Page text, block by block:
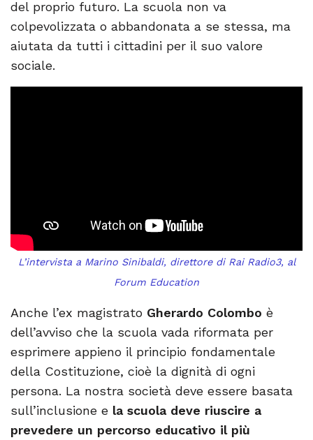
del proprio futuro. La scuola non va
colpevolizzata o abbandonata a se stessa, ma
aiutata da tutti i cittadini per il suo valore
sociale.
L’intervista a Marino Sinibaldi, direttore di Rai Radio3, al
Forum Education
Anche l’ex magistrato Gherardo Colombo è
dell’avviso che la scuola vada riformata per
esprimere appieno il principio fondamentale
della Costituzione, cioè la dignità di ogni
persona. La nostra società deve essere basata
sull’inclusione e la scuola deve riuscire a
prevedere un percorso educativo il più